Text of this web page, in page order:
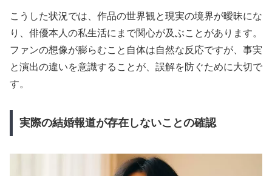
こうした状況では、作品の世界観と現実の境界が曖昧にな
り、俳優本人の私生活にまで関心が及ぶことがあります。
ファンの想像が膨らむこと自体は自然な反応ですが、事実
と演出の違いを意識することが、誤解を防ぐために大切で
す。
実際の結婚報道が存在しないことの確認